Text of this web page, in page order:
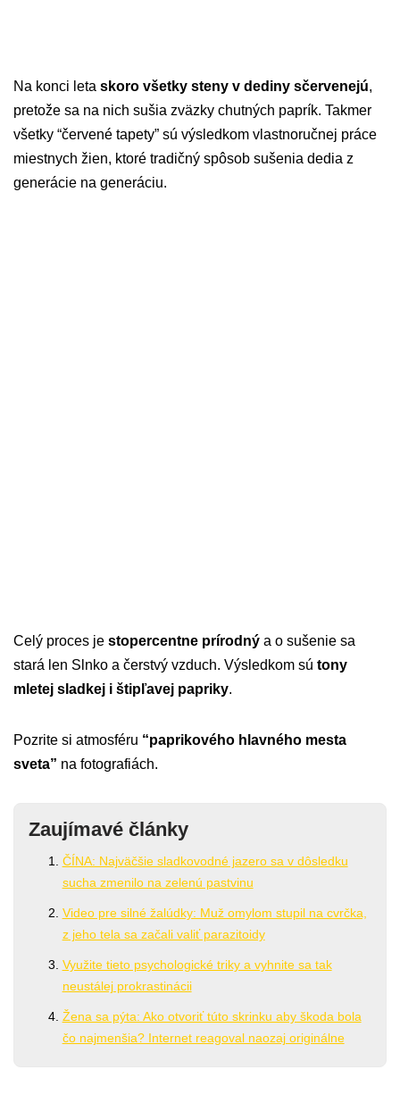
Na konci leta skoro všetky steny v dediny sčervenejú,
pretože sa na nich sušia zväzky chutných paprík. Takmer
všetky “červené tapety” sú výsledkom vlastnoručnej práce
miestnych žien, ktoré tradičný spôsob sušenia dedia z
generácie na generáciu.
Celý proces je stopercentne prírodný a o sušenie sa
stará len Slnko a čerstvý vzduch. Výsledkom sú tony
mletej sladkej i štipľavej papriky.
Pozrite si atmosféru “paprikového hlavného mesta
sveta” na fotografiách.
Zaujímavé články
ČÍNA: Najväčšie sladkovodné jazero sa v dôsledku
sucha zmenilo na zelenú pastvinu
Video pre silné žalúdky: Muž omylom stupil na cvrčka,
z jeho tela sa začali valiť parazitoidy
Využite tieto psychologické triky a vyhnite sa tak
neustálej prokrastinácii
Žena sa pýta: Ako otvoriť túto skrinku aby škoda bola
čo najmenšia? Internet reagoval naozaj originálne